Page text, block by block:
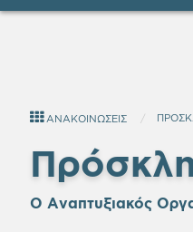
ΑΝΑΚΟΙΝΩΣΕΙΣ
Ο Αναπτυξιακός